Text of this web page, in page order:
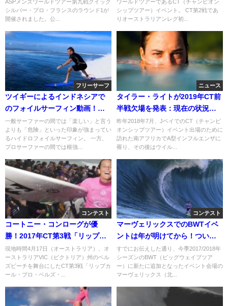
ト
ASPメンズワールドツアー第九戦クイック
シルバー・プロ・フランスのラウンド1が
開催されました。公...
ワールドツアーであるCT（チャンピオン
シップツアー）イベント。 CT第2戦であ
りオーストラリアンレグ初...
フリーサーフ
ツイギーによるインドネシアで
のフォイルサーフィン動画！シ
ョートとの対比も
一般サーファーの間では「楽しい」と言う
よりも「危険」といった印象が強まってい
るハイドロフォイルサーフィン。 一方、
プロサーファーの間では根強...
ニュース
タイラー・ライトが2019年CT前
半戦欠場を発表：現在の状況な
ど
昨年2018年7月、JベイでのCT（チャンピ
オンシップツアー）イベント出場のために
訪れた南アフリカでA型インフルエンザに
罹り、その後はウイル...
コンテスト
コートニー・コンローグが優
勝！2017年CT第3戦「リップカ
ールプロベルズ」四日目
現地時間4月17日（オーストラリア）、オ
ーストラリアVIC（ビクトリア）州のベル
ズビーチを舞台にしたCT第3戦「リップカ
ール・プロ・ベルズ・...
コンテスト
マーヴェリックスでのBWTイベ
ントは年が明けてから！ついに
イベント情報が発表
すでにお伝えした通り、今季2017/2018年
シーズンのBWT（ビッグウェイブツア
ー）に新たに追加となったイベント会場の
マーヴェリックス（北...